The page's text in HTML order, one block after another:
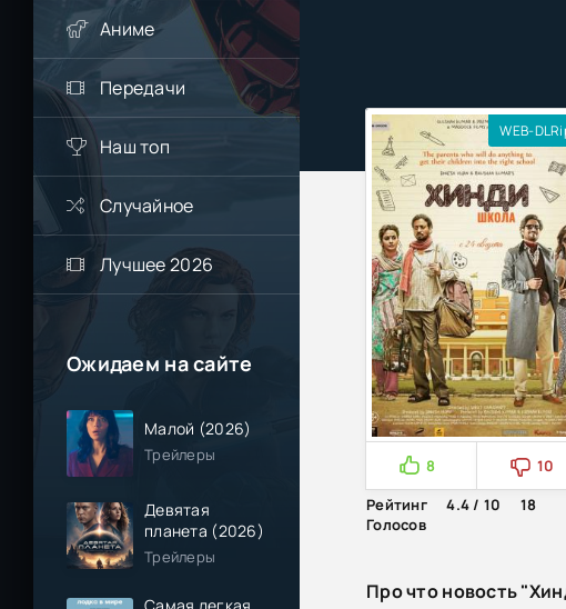
Аниме
Передачи
Наш топ
Случайное
Лучшее 2026
Ожидаем на сайте
Малой (2026)
Трейлеры
Девятая
планета (2026)
Трейлеры
WEB-
8
10
Рейтинг
4.4 / 10
18
Голосов
Про что новость